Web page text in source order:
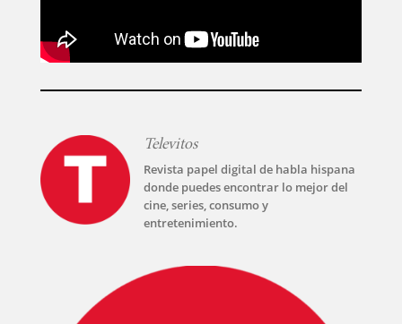
Televitos
Revista papel digital de habla hispana
donde puedes encontrar lo mejor del
cine, series, consumo y
entretenimiento.